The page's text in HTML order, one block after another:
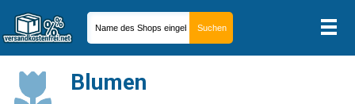
Blumen